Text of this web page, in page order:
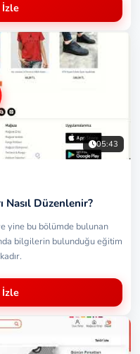
05:43
Düzenlenir?
yine bu bölümde bulunan
bilgilerin bulunduğu eğitim